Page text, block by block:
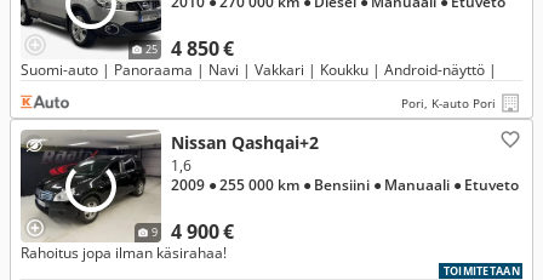
25 4 850 €
Suomi-auto | Panoraama | Navi | Vakkari | Koukku | Android-näyttö |
Pori, K-auto Pori
9
Nissan Qashqai+2
4 900 €
1,6
2009 ● 255 000 km ● Bensiini ● Manuaali ● Etuveto
Rahoitus jopa ilman käsirahaa!
TOIMITETAAN